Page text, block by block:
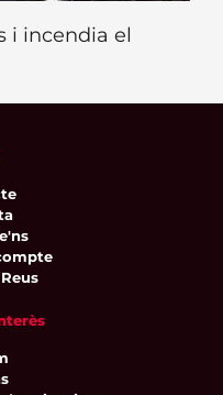
i incendia el